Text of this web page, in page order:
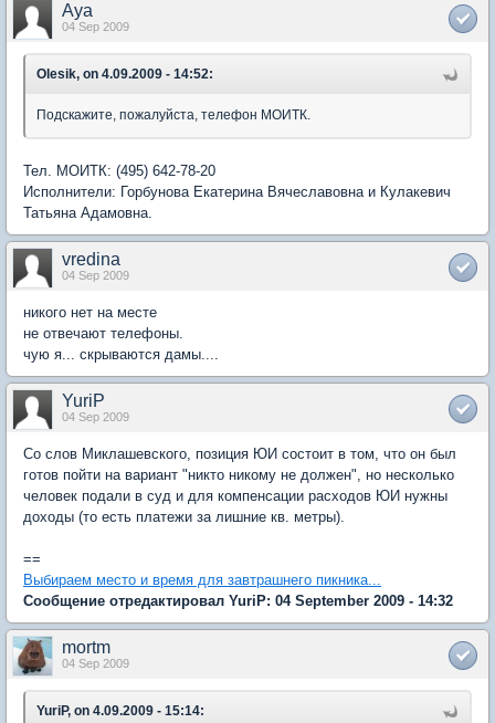
Aya
04 Sep 2009
Olesik, on 4.09.2009 - 14:52:
Подскажите, пожалуйста, телефон МОИТК.
Тел. МОИТК: (495) 642-78-20
Исполнители: Горбунова Екатерина Вячеславовна и Кулакевич
Татьяна Адамовна.
vredina
04 Sep 2009
никого нет на месте
не отвечают телефоны.
чую я... скрываются дамы....
YuriP
04 Sep 2009
Со слов Миклашевского, позиция ЮИ состоит в том, что он был
готов пойти на вариант "никто никому не должен", но несколько
человек подали в суд и для компенсации расходов ЮИ нужны
доходы (то есть платежи за лишние кв. метры).
==
Выбираем место и время для завтрашнего пикника...
Сообщение отредактировал YuriP: 04 September 2009 - 14:32
mortm
04 Sep 2009
YuriP, on 4.09.2009 - 15:14: